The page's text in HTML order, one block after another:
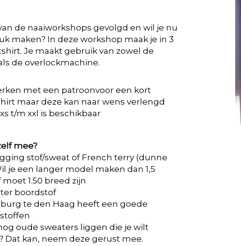
de naaiworkshops gevolgd en wil je nu
maken? In deze workshop maak je in 3
Je maakt gebruik van zowel de
de overlockmachine.
met een patroonvoor een kort
maar deze kan naar wens verlengd
t/m xxl is beschikbaar
mee?
stof/sweat of French terry (dunne
je een langer model maken dan 1,5
1.50 breed zijn
boordstof
te den Haag heeft een goede
oude sweaters liggen die je wilt
Dat kan, neem deze gerust mee.